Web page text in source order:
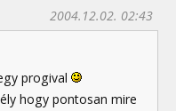
2004.12.02. 02:43
progival
hogy pontosan mire